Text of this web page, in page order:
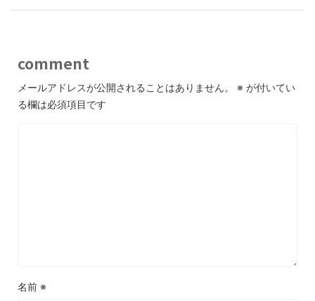
comment
メールアドレスが公開されることはありません。 ※ が付いてい
る欄は必須項目です
名前 ※